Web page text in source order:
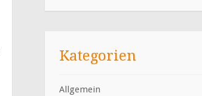
Kategorien
Allgemein